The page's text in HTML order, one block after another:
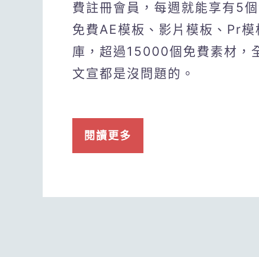
費註冊會員，每週就能享有5
免費AE模板、影片模板、Pr
庫，超過15000個免費素材，
文宣都是沒問題的。
閱讀更多